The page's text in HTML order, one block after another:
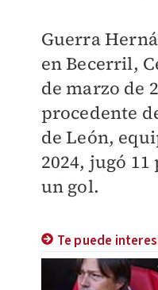
Guerra
en Becerril,
de marzo de
procedente
de León,
2024, jugó
un gol.
Te puede